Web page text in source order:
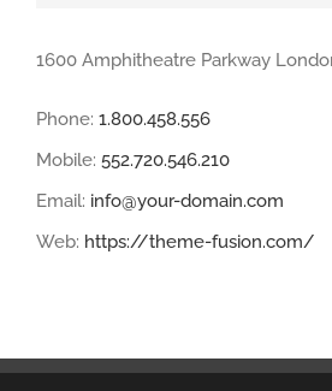
1600 Amphitheatre Parkway
Phone: 1.800.458.556
Mobile: 552.720.546.210
Email: info@your-domain.com
Web: https://theme-fusion.com/